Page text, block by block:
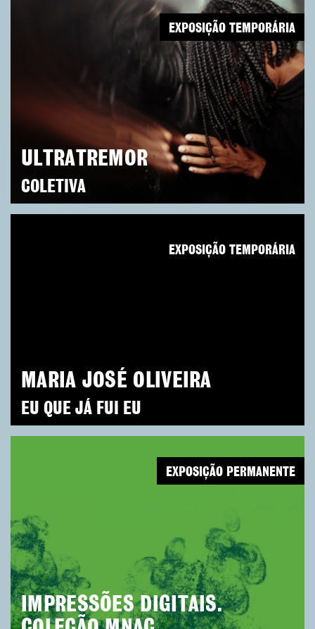
ULTRATREMOR
COLETIVA
EXPOSIÇÃO TEMPORÁRIA
MARIA JOSÉ OLIVEIRA
EU QUE JÁ FUI EU
EXPOSIÇÃO TEMPORÁRIA
IMPRESSÕES DIGITAIS.
EXPOSIÇÃO PERMANENTE